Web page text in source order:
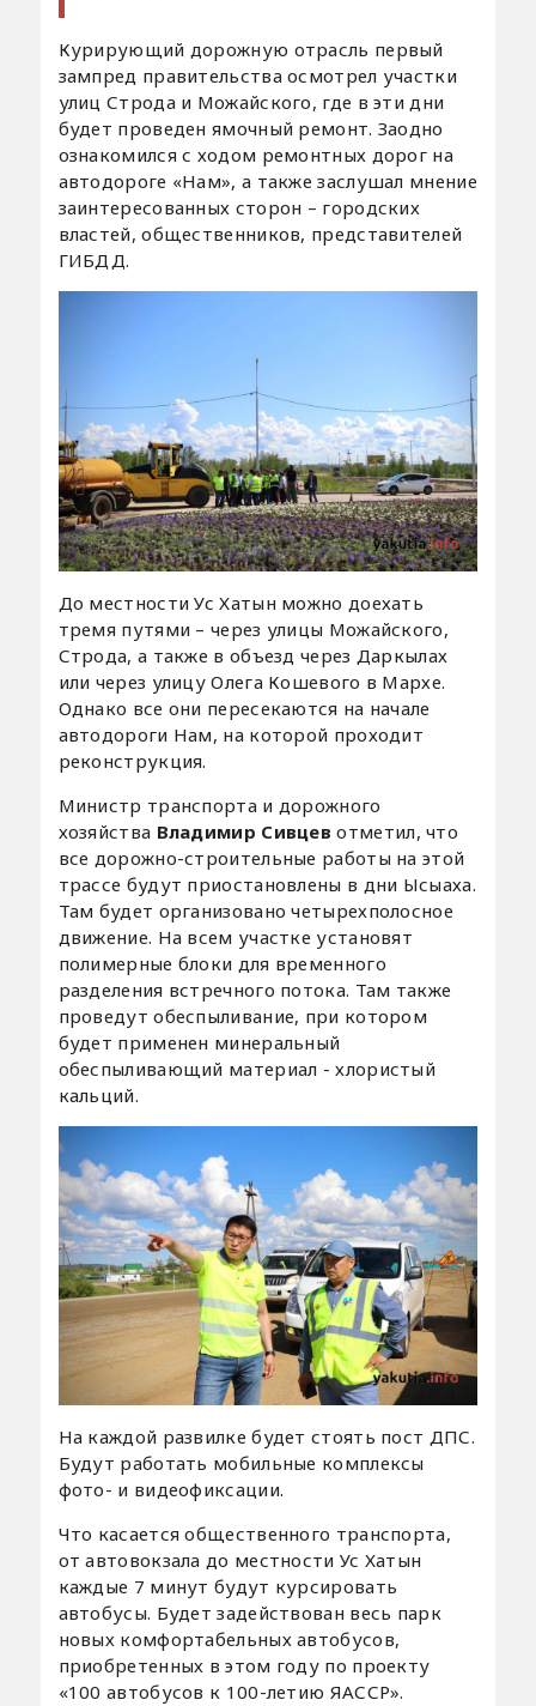
Курирующий дорожную отрасль первый
зампред правительства осмотрел участки
улиц Строда и Можайского, где в эти дни
будет проведен ямочный ремонт. Заодно
ознакомился с ходом ремонтных дорог на
автодороге «Нам», а также заслушал мнение
заинтересованных сторон – городских
властей, общественников, представителей
ГИБДД.
До местности Ус Хатын можно доехать
тремя путями – через улицы Можайского,
Строда, а также в объезд через Даркылах
или через улицу Олега Кошевого в Мархе.
Однако все они пересекаются на начале
автодороги Нам, на которой проходит
реконструкция.
Министр транспорта и дорожного
хозяйства Владимир Сивцев отметил, что
все дорожно-строительные работы на этой
трассе будут приостановлены в дни Ысыаха.
Там будет организовано четырехполосное
движение. На всем участке установят
полимерные блоки для временного
разделения встречного потока. Там также
проведут обеспыливание, при котором
будет применен минеральный
обеспыливающий материал - хлористый
кальций.
На каждой развилке будет стоять пост ДПС.
Будут работать мобильные комплексы
фото- и видеофиксации.
Что касается общественного транспорта,
от автовокзала до местности Ус Хатын
каждые 7 минут будут курсировать
автобусы. Будет задействован весь парк
новых комфортабельных автобусов,
приобретенных в этом году по проекту
«100 автобусов к 100-летию ЯАССР».